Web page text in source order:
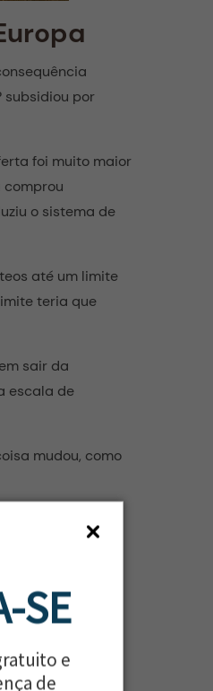
SE
e
de
subsidiou por
foi muito maior
comprou
o sistema de
até um limite
teria que
sair da
escala de
mudou, como
procura
que
de decisões
pouco tempo.
para proteção